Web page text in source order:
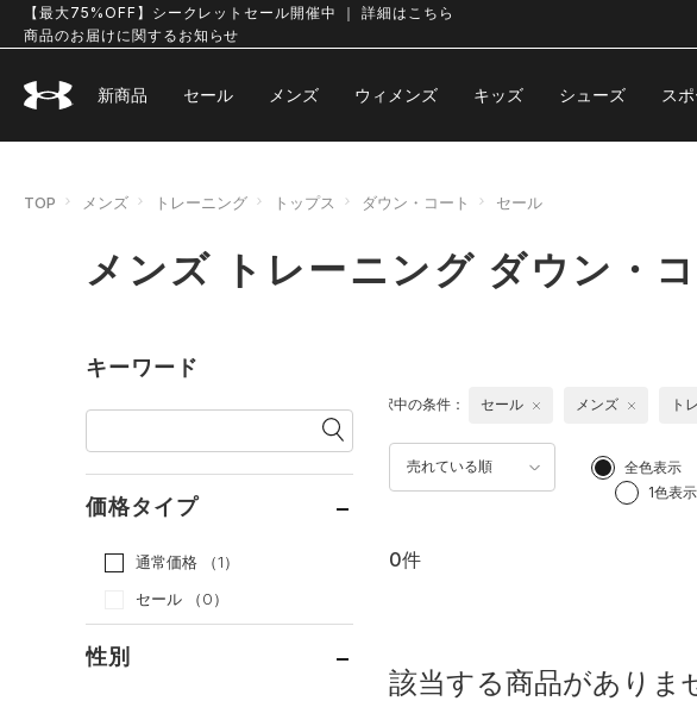
【最大75%OFF】シークレットセール開催中 ｜ 詳細はこちら
商品のお届けに関するお知らせ
新商品 セール メンズ ウィメンズ キッズ シューズ ス
TOP メンズ トレーニング トップス ダウン・コート セール
メンズ トレーニング ダウン・
キーワード
価格タイプ
通常価格
（1）
セール
（0）
性別
売れている順
全色表示
1色表示
選択中の条件： セール メンズ ト
0件
該当する商品がありま